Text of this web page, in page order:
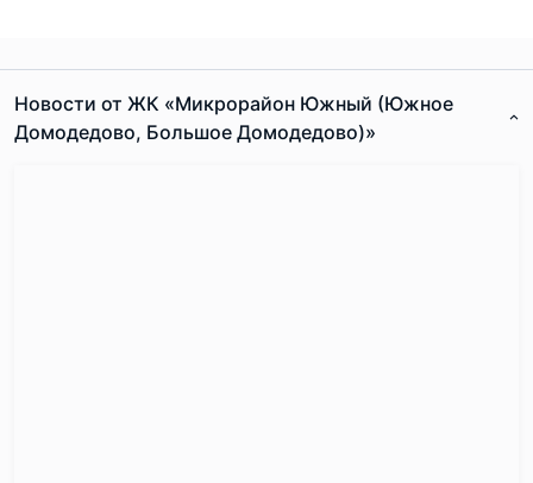
Согласен с правилами публикации на сайте
Новости от ЖК «Микрорайон Южный (Южное
Домодедово, Большое Домодедово)»